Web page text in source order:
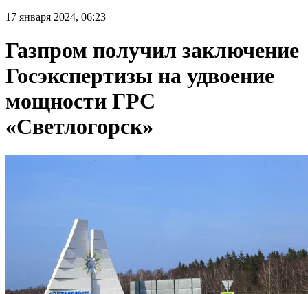
17 января 2024, 06:23
Газпром получил заключение
Госэкспертизы на удвоение
мощности ГРС
«Светлогорск»